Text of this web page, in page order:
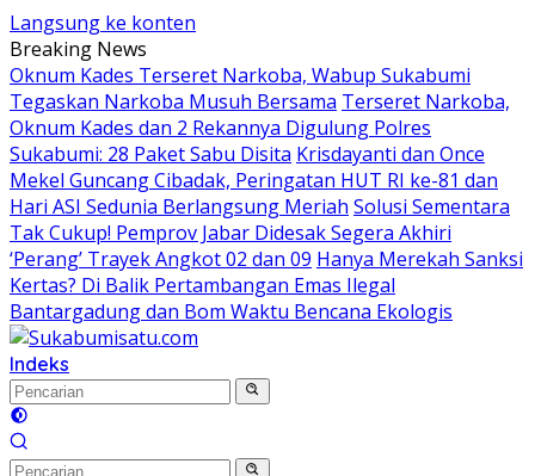
Langsung ke konten
Breaking News
Oknum Kades Terseret Narkoba, Wabup Sukabumi
Tegaskan Narkoba Musuh Bersama Terseret Narkoba,
Oknum Kades dan 2 Rekannya Digulung Polres
Sukabumi: 28 Paket Sabu Disita Krisdayanti dan Once
Mekel Guncang Cibadak, Peringatan HUT RI ke-81 dan
Hari ASI Sedunia Berlangsung Meriah Solusi Sementara
Tak Cukup! Pemprov Jabar Didesak Segera Akhiri
‘Perang’ Trayek Angkot 02 dan 09 Hanya Merekah Sanksi
Kertas? Di Balik Pertambangan Emas Ilegal
Bantargadung dan Bom Waktu Bencana Ekologis
Indeks